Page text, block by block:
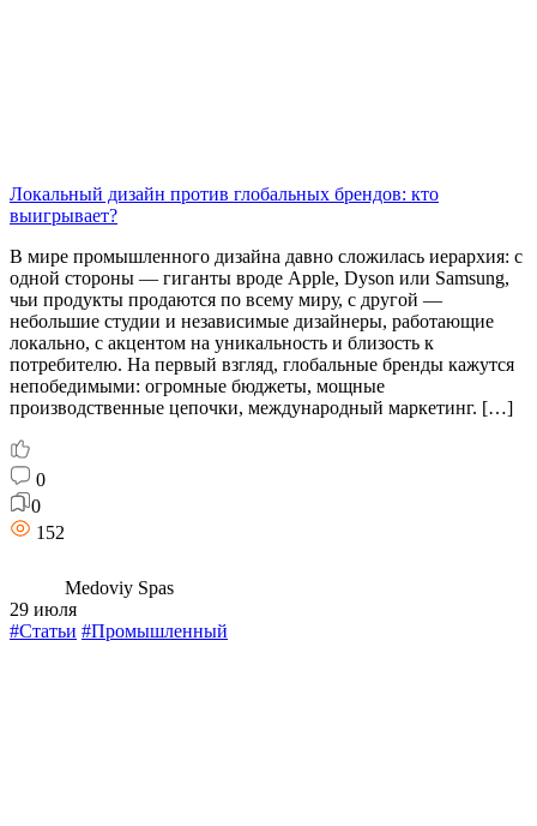
Локальный дизайн против глобальных брендов: кто
выигрывает?
В мире промышленного дизайна давно сложилась иерархия: с
одной стороны — гиганты вроде Apple, Dyson или Samsung,
чьи продукты продаются по всему миру, с другой —
небольшие студии и независимые дизайнеры, работающие
локально, с акцентом на уникальность и близость к
потребителю. На первый взгляд, глобальные бренды кажутся
непобедимыми: огромные бюджеты, мощные
производственные цепочки, международный маркетинг. […]
0
0
152
Medoviy Spas
29 июля
#Статьи #Промышленный